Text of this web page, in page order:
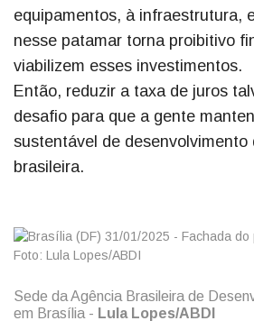
equipamentos, à infraestrutura,
nesse patamar torna proibitivo
viabilizem esses investimentos.
Então, reduzir a taxa de juros
desafio para que a gente
sustentável de desenvolvimento
brasileira.
Sede da Agência Brasileira de
em Brasília - Lula Lopes/ABDI